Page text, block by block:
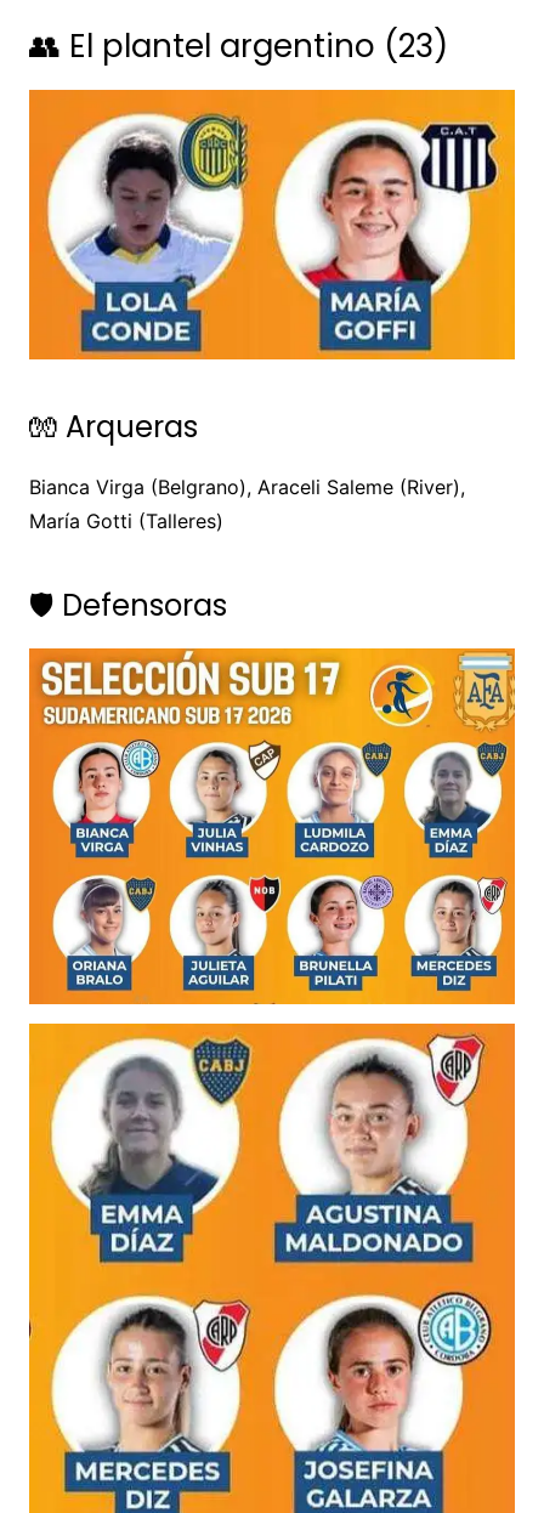
👥 El plantel argentino (23)
🧤 Arqueras
Bianca Virga (Belgrano), Araceli Saleme (River),
María Gotti (Talleres)
🛡️ Defensoras